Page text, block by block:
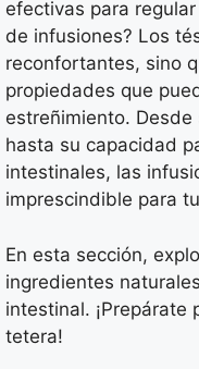
efectivas para
de infusiones? Los
reconfortantes, sino
propiedades que
estreñimiento.
hasta su capacidad
intestinales, las
imprescindible para
En esta sección,
ingredientes
intestinal. ¡Prepárate
tetera!